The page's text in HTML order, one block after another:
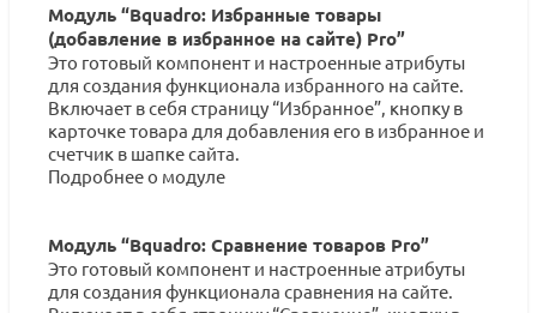
Модуль “Bquadro: Избранные товары
(добавление в избранное на сайте) Pro”
Это готовый компонент и настроенные атрибуты
для создания функционала избранного на сайте.
Включает в себя страницу “Избранное”, кнопку в
карточке товара для добавления его в избранное и
счетчик в шапке сайта.
Подробнее о модуле
Модуль “Bquadro: Сравнение товаров Pro”
Это готовый компонент и настроенные атрибуты
для создания функционала сравнения на сайте.